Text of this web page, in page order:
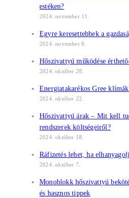
estéken?
2024. november 11.
Egyre keresettebbek a
2024. november 6.
Hőszivattyú működése
2024. október 28.
Energiatakarékos Gree
2024. október 22.
Hőszivattyú árak – Mit kell
rendszerek költségeiről?
2024. október 18.
Ráfizetés lehet, ha
2024. október 7.
Monoblokk hőszivattyú
és hasznos tippek